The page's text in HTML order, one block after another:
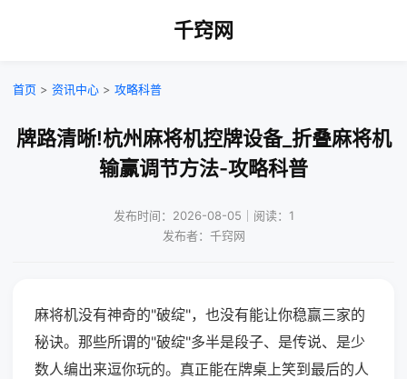
千窍网
首页 > 资讯中心 > 攻略科普
牌路清晰!杭州麻将机控牌设备_折叠麻将机
输赢调节方法-攻略科普
发布时间：2026-08-05｜阅读：1
发布者：千窍网
麻将机没有神奇的"破绽"，也没有能让你稳赢三家的
秘诀。那些所谓的"破绽"多半是段子、是传说、是少
数人编出来逗你玩的。真正能在牌桌上笑到最后的人